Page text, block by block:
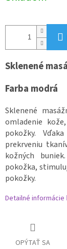
Sklenené
Farba modrá
Sklenené
omladenie
pokožky.
prekrveniu
kožných
pokožka,
pokožky.
Detailné informácie
OPÝTAŤ SA